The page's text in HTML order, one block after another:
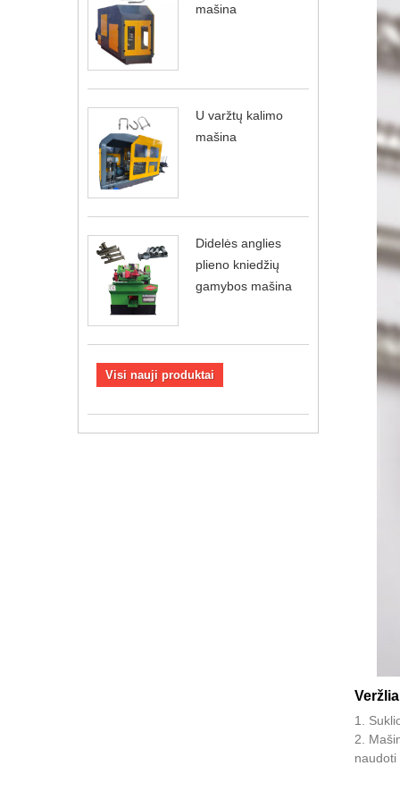
mašina
U varžtų kalimo
mašina
Didelės anglies
plieno kniedžių
gamybos mašina
Visi nauji produktai
1.
2.
naudoti